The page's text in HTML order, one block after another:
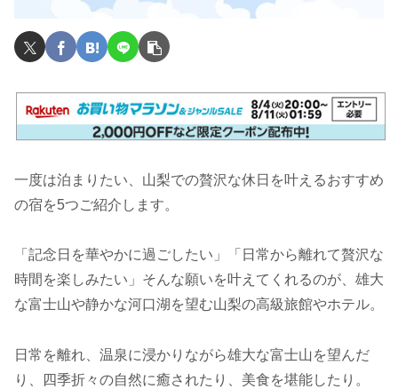
一度は泊まりたい、山梨での贅沢な休日を叶えるおすすめ
の宿を5つご紹介します。
「記念日を華やかに過ごしたい」「日常から離れて贅沢な
時間を楽しみたい」そんな願いを叶えてくれるのが、雄大
な富士山や静かな河口湖を望む山梨の高級旅館やホテル。
日常を離れ、温泉に浸かりながら雄大な富士山を望んだ
り、四季折々の自然に癒されたり、美食を堪能したり。